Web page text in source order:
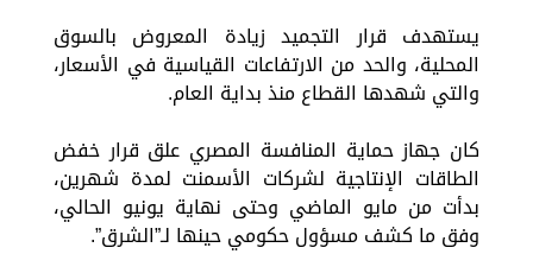
يستهدف قرار التجميد زيادة المعروض بالسوق
المحلية، والحد من الارتفاعات القياسية في الأسعار،
والتي شهدها القطاع منذ بداية العام.
كان جهاز حماية المنافسة المصري علق قرار خفض
الطاقات الإنتاجية لشركات الأسمنت لمدة شهرين،
بدأت من مايو الماضي وحتى نهاية يونيو الحالي،
وفق ما كشف مسؤول حكومي حينها لـ”الشرق”.